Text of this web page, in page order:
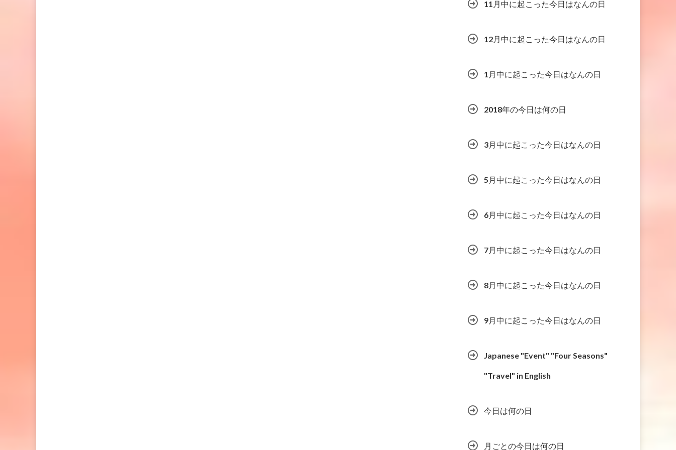
11月中に起こった今日はなんの日
12月中に起こった今日はなんの日
1月中に起こった今日はなんの日
2018年の今日は何の日
3月中に起こった今日はなんの日
5月中に起こった今日はなんの日
6月中に起こった今日はなんの日
7月中に起こった今日はなんの日
8月中に起こった今日はなんの日
9月中に起こった今日はなんの日
Japanese "Event" "Four Seasons"
"Travel" in English
今日は何の日
月ごとの今日は何の日